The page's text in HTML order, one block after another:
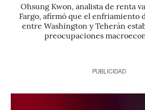
Ohsung Kwon, analista de renta
Fargo, afirmó que el enfriamiento
entre Washington y Teherán
preocupaciones
PUBLICIDAD